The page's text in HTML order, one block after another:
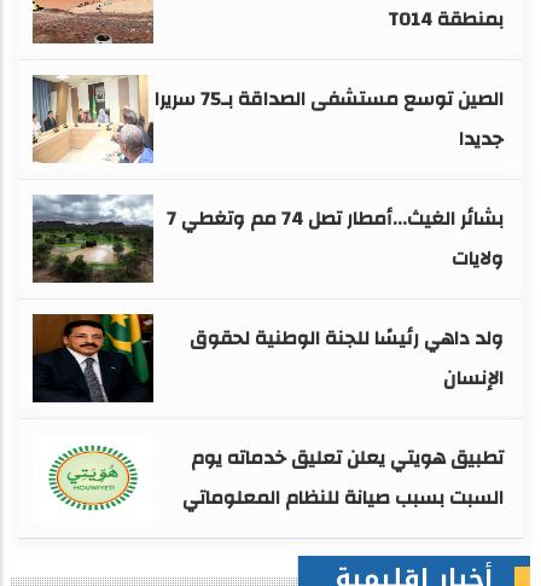
بمنطقة TO14
الصين توسع مستشفى الصداقة بـ75 سريرا
جديدا
بشائر الغيث...أمطار تصل 74 مم وتغطي 7
ولايات
ولد داهي رئيسًا للجنة الوطنية لحقوق
الإنسان
تطبيق هويتي يعلن تعليق خدماته يوم
السبت بسبب صيانة للنظام المعلوماتي